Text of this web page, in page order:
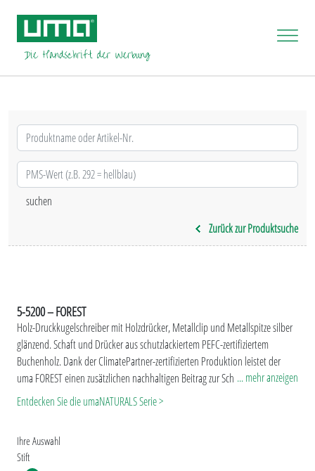
Zurück zur Produktsuche
5-5200 – FOREST
Holz-Druckkugelschreiber mit Holzdrücker, Metallclip und Metallspitze silber
glänzend. Schaft und Drücker aus schutzlackiertem PEFC-zertifiziertem
Buchenholz. Dank der ClimatePartner-zertifizierten Produktion leistet der
uma FOREST einen zusätzlichen nachhaltigen Beitrag zur Schonung der
Umwelt. Der Naturstoff Holz variiert sowohl in der Farbigkeit des Holzes als
... mehr anzeigen
Entdecken Sie die umaNATURALS Serie >
Ihre Auswahl
Stift